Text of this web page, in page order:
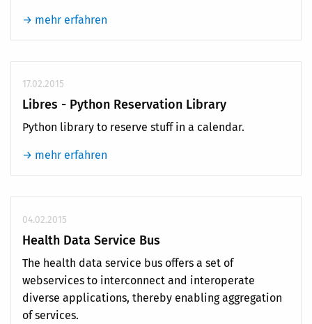
→ mehr erfahren
17.02.2015
Libres - Python Reservation Library
Python library to reserve stuff in a calendar.
→ mehr erfahren
04.02.2015
Health Data Service Bus
The health data service bus offers a set of
webservices to interconnect and interoperate
diverse applications, thereby enabling aggregation
of services.